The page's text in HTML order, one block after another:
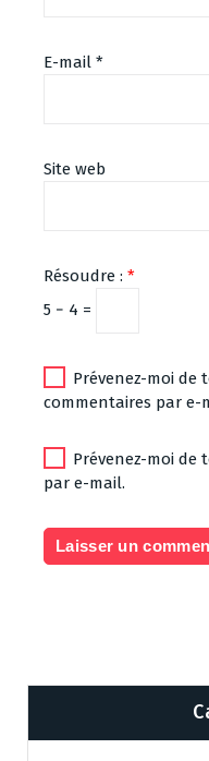
E-mail *
Site web
Résoudre : *
5 − 4 =
Prévenez-moi de
commentaires par e-
Prévenez-moi de
par e-mail.